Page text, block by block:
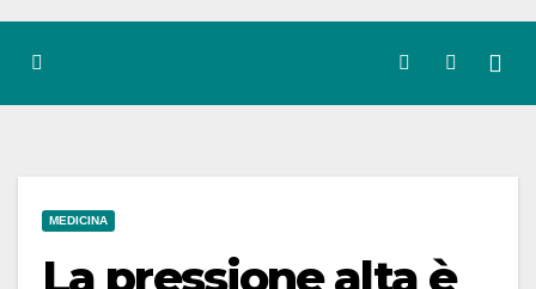
MEDICINA
La pressione alta è